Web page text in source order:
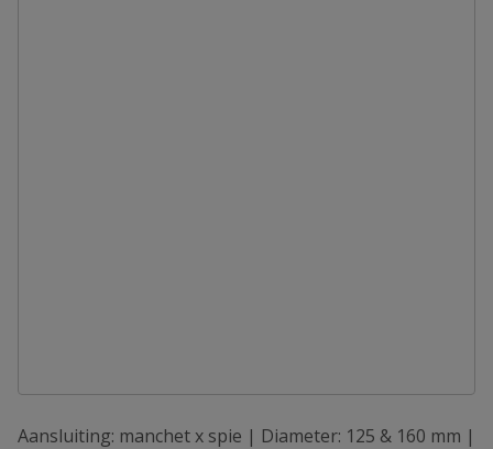
Aansluiting: manchet x spie | Diameter: 125 & 160 mm |